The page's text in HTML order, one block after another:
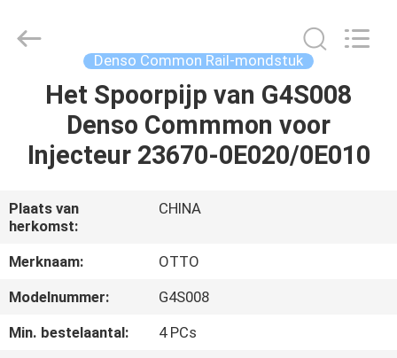
THUIS
PRODUCTEN
OVER
ONS
FABRIEKSTOUR
AUTO
PARTS
Denso Common Rail-mondstuk
Het Spoorpijp van G4S008
Denso Commmon voor
Injecteur 23670-0E020/0E010
Plaats van
herkomst:
CHINA
Merknaam:
OTTO
Modelnummer:
G4S008
Min. bestelaantal:
4 PCs